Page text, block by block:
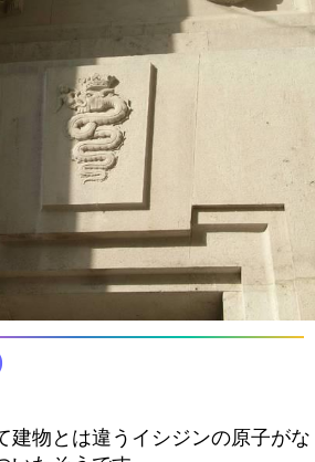
建物とは違うイシジンの原子がな